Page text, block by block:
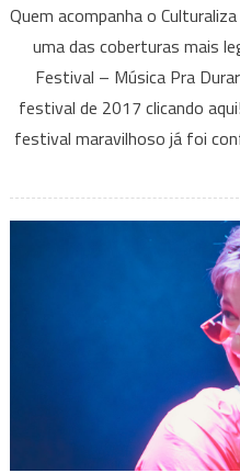
Quem acompanha o
uma das coberturas mais
Festival – Música Pra
festival de 2017 clicando
festival maravilhoso já foi